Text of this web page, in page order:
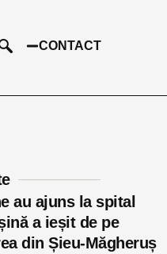
CONTACT
au ajuns la spital
a ieșit de pe
din Șieu-Măgheruș